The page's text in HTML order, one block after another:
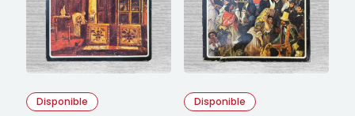
Disponible Disponible